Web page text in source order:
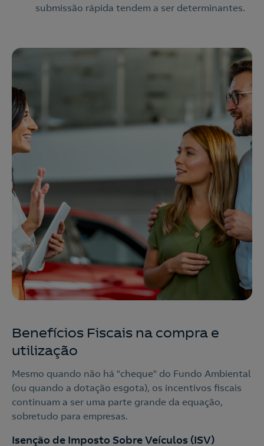
Nós ligamos!
submissão rápida tendem a ser determinantes.
Benefícios Fiscais na compra e
utilização
Mesmo quando não há "cheque" do Fundo Ambiental
(ou quando a dotação esgota), os incentivos fiscais
continuam a ser uma parte grande da equação,
sobretudo para empresas.
Isenção de Imposto Sobre Veículos (ISV)